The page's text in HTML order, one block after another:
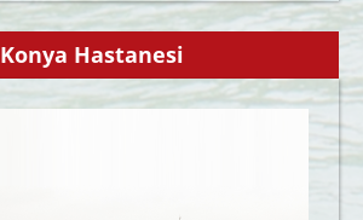
Konya Hastanesi